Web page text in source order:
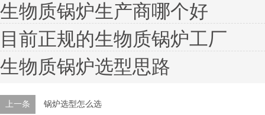
生物质锅炉生产商哪个好
目前正规的生物质锅炉工厂
生物质锅炉选型思路
上一条 锅炉选型怎么选